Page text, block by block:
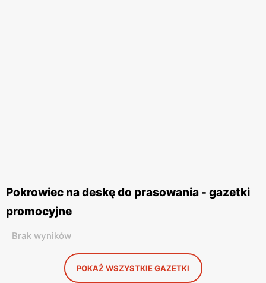
Pokrowiec na deskę do prasowania - gazetki
promocyjne
Brak wyników
POKAŻ WSZYSTKIE GAZETKI